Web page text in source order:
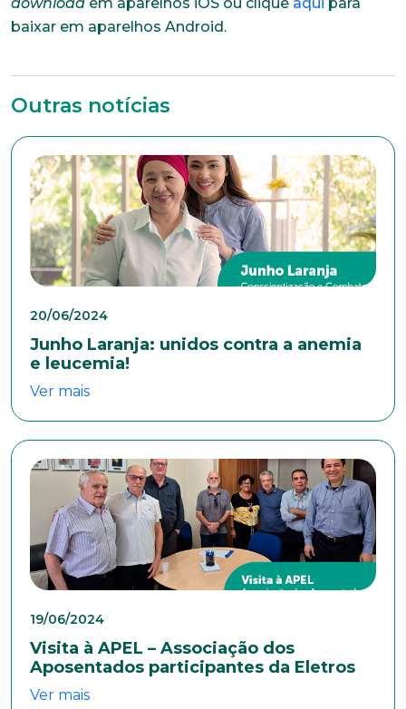
baixar em aparelhos Android.
Outras notícias
20/06/2024
Junho Laranja: unidos contra a anemia
e leucemia!
Ver mais
19/06/2024
Visita à APEL – Associação dos
Aposentados participantes da Eletros
Ver mais
Trabalhe conosco
comprometida com o bem-estar dos seus
anexe seu currículo.
*Campos obrigatórios
E-mail*
Telefone
Endereço